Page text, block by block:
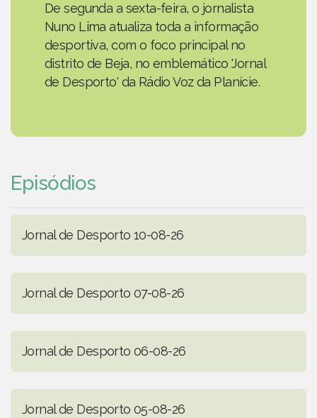
De segunda a sexta-feira, o jornalista
Nuno Lima atualiza toda a informação
desportiva, com o foco principal no
distrito de Beja, no emblemático 'Jornal
de Desporto' da Rádio Voz da Planície.
Episódios
Jornal de Desporto 10-08-26
Jornal de Desporto 07-08-26
Jornal de Desporto 06-08-26
Jornal de Desporto 05-08-26